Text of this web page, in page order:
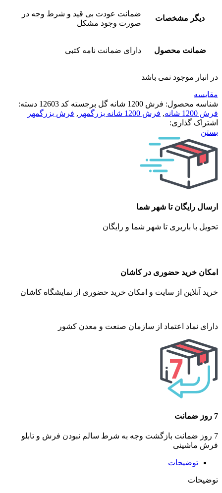
دیگر مشخصات
ضمانت عودت بی قید و شرط وجه در
صورت وجود مشکل
ضمانت محصول دارای ضمانت نامه کتبی
در انبار موجود نمی باشد
مقایسه
شناسه محصول: فرش 1200 شانه گل برجسته کد 12603
دسته:
فرش 1200 شانه
, فرش 1200 شانه بزرگمهر , فرش بزرگمهر
اشتراک گذاری:
بستن
ارسال رایگان تا شهر شما
تحویل با باربری تا شهر شما و رایگان
امکان خرید حضوری در کاشان
خرید آنلاین از سایت و امکان خرید حضوری از نمایشگاه کاشان
دارای نماد اعتماد از سازمان صنعت و معدن کشور
7 روز ضمانت
7 روز ضمانت بازگشت وجه به شرط سالم نبودن فرش و تابلو
فرش ماشینی
توضیحات
توضیحات